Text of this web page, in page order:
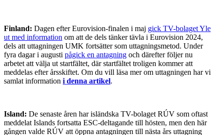
Finland: Dagen efter Eurovision-finalen i maj gick TV-bolaget Yle
ut med information om att de dels tänker tävla i Eurovision 2024,
dels att uttagningen UMK fortsätter som uttagningsmetod. Under
fyra dagar i augusti pågick en antagning och därefter följer nu
arbetet att välja ut startfältet, där startfältet troligen kommer att
meddelas efter årsskiftet. Om du vill läsa mer om uttagningen har vi
samlat information i denna artikel.
Island: De senaste åren har isländska TV-bolaget RÚV som oftast
meddelat Islands fortsatta ESC-deltagande till hösten, men den här
gången valde RÚV att öppna antagningen till nästa års uttagning